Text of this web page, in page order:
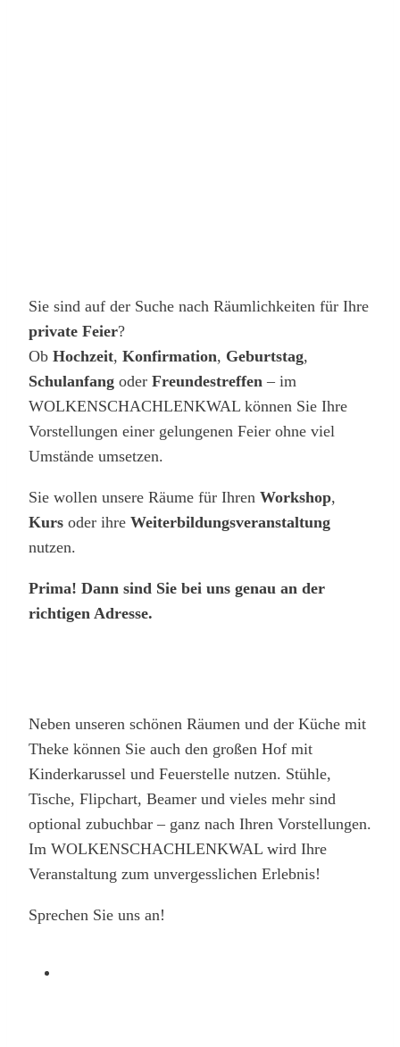
Sie sind auf der Suche nach Räumlichkeiten für Ihre
private Feier?
Ob Hochzeit, Konfirmation, Geburtstag,
Schulanfang oder Freundestreffen – im
WOLKENSCHACHLENKWAL können Sie Ihre
Vorstellungen einer gelungenen Feier ohne viel
Umstände umsetzen.
Sie wollen unsere Räume für Ihren Workshop,
Kurs oder ihre Weiterbildungsveranstaltung
nutzen.
Prima! Dann sind Sie bei uns genau an der
richtigen Adresse.
Neben unseren schönen Räumen und der Küche mit
Theke können Sie auch den großen Hof mit
Kinderkarussel und Feuerstelle nutzen. Stühle,
Tische, Flipchart, Beamer und vieles mehr sind
optional zubuchbar – ganz nach Ihren Vorstellungen.
Im WOLKENSCHACHLENKWAL wird Ihre
Veranstaltung zum unvergesslichen Erlebnis!
Sprechen Sie uns an!